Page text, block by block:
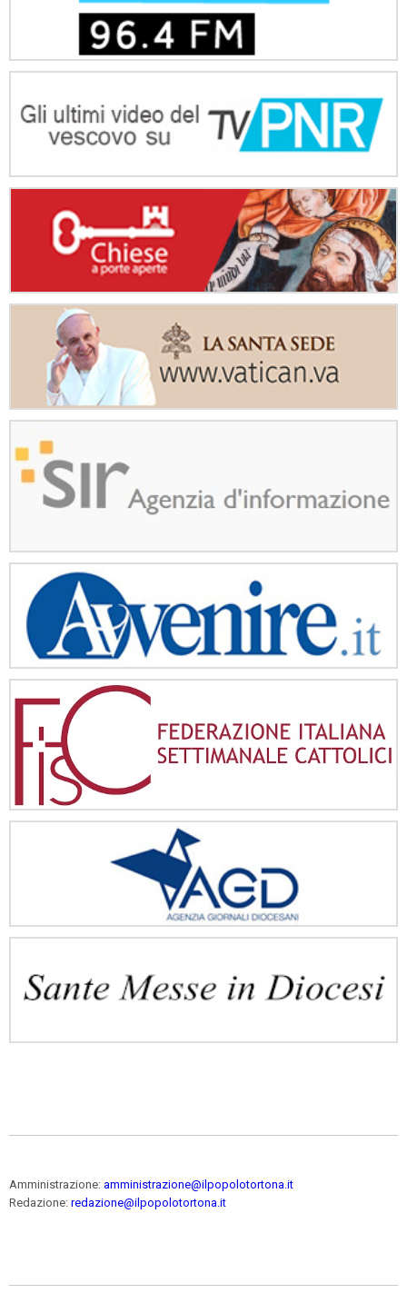
Amministrazione: amministrazione@ilpopolotortona.it
Redazione: redazione@ilpopolotortona.it